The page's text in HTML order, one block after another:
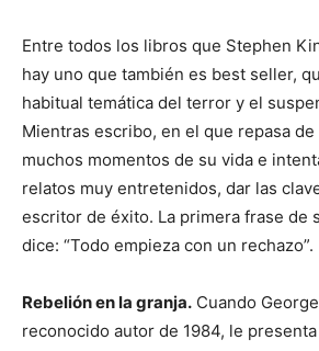
Entre todos los libros que Stephen
hay uno que también es best seller,
habitual temática del terror y el
Mientras escribo, en el que repasa
muchos momentos de su vida e
relatos muy entretenidos, dar las
escritor de éxito. La primera frase de
dice: “Todo empieza con un rechazo”.
Rebelión en la granja. Cuando
reconocido autor de 1984, le